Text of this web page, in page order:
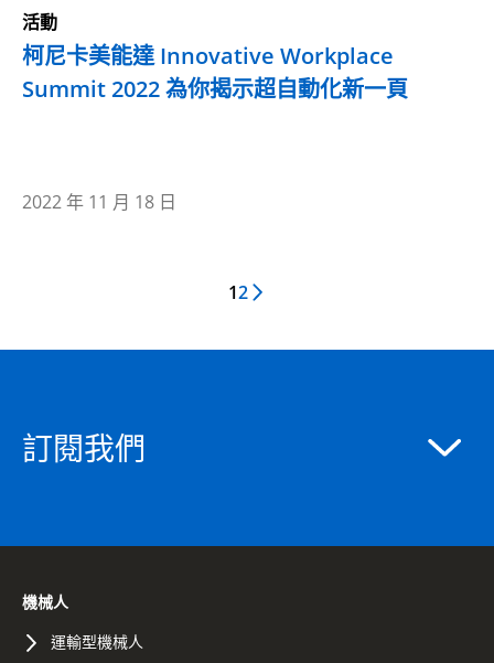
活動
柯尼卡美能達 Innovative Workplace
Summit 2022 為你揭示超自動化新一頁
2022 年 11 月 18 日
12
訂閱我們
機械人
運輸型機械人